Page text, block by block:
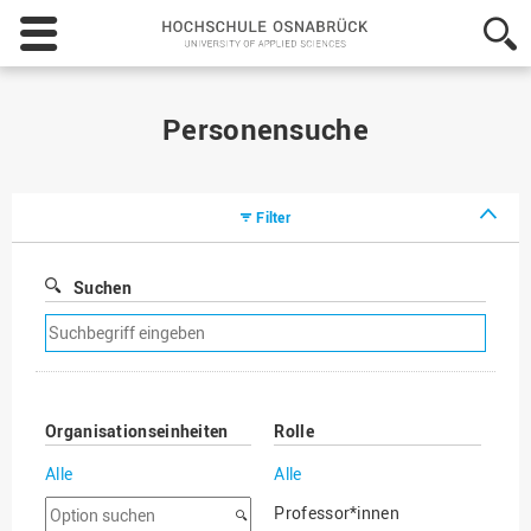
Hochschule
Osnabrück
-
Personensuche
Filter
Suchen
Suchfilter
entfernen
Organisationseinheiten
Alle
Option
Rolle
Alle
Professor*innen